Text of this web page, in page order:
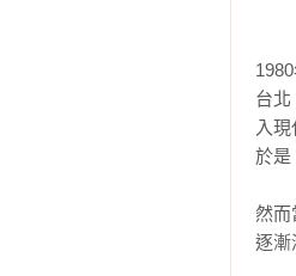
台
入
於
然而
逐漸